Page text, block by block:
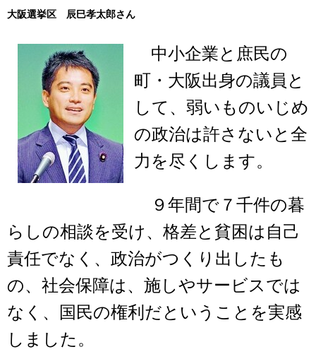
大阪選挙区 辰巳孝太郎さん
中小企業と庶民の
町・大阪出身の議員と
して、弱いものいじめ
の政治は許さないと全
力を尽くします。
９年間で７千件の暮
らしの相談を受け、格差と貧困は自己
責任でなく、政治がつくり出したも
の、社会保障は、施しやサービスでは
なく、国民の権利だということを実感
しました。